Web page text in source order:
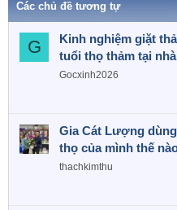
Các chủ đề tương tự
G
Kinh nghiệm giặt
tuổi thọ thảm tại nhà
Gocxinh2026
Gia Cát Lượng
thọ của mình thế
thachkimthu